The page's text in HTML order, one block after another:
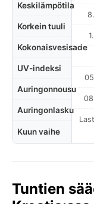
Keskilämpötila
Korkein tuuli
Kokonaisvesisade
UV-indeksi
Auringonnousu
Auringonlasku
Kuun vaihe
Tuntien